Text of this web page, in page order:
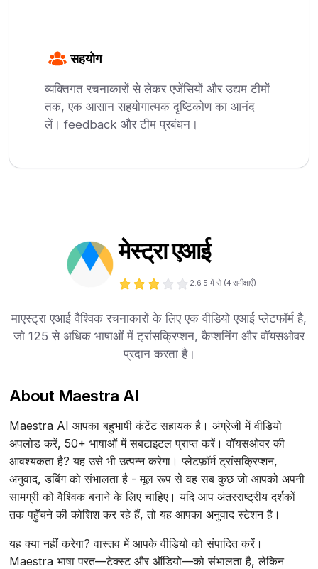
सहयोग
व्यक्तिगत रचनाकारों से लेकर एजेंसियों और उद्यम टीमों
तक, एक आसान सहयोगात्मक दृष्टिकोण का आनंद
लें। feedback और टीम प्रबंधन।
मेस्ट्रा एआई
2.6 5 में से (4 समीक्षाएँ)
माएस्ट्रा एआई वैश्विक रचनाकारों के लिए एक वीडियो एआई प्लेटफॉर्म है,
जो 125 से अधिक भाषाओं में ट्रांसक्रिप्शन, कैप्शनिंग और वॉयसओवर
प्रदान करता है।
About Maestra AI
Maestra AI आपका बहुभाषी कंटेंट सहायक है। अंग्रेजी में वीडियो
अपलोड करें, 50+ भाषाओं में सबटाइटल प्राप्त करें। वॉयसओवर की
आवश्यकता है? यह उसे भी उत्पन्न करेगा। प्लेटफ़ॉर्म ट्रांसक्रिप्शन,
अनुवाद, डबिंग को संभालता है - मूल रूप से वह सब कुछ जो आपको अपनी
सामग्री को वैश्विक बनाने के लिए चाहिए। यदि आप अंतरराष्ट्रीय दर्शकों
तक पहुँचने की कोशिश कर रहे हैं, तो यह आपका अनुवाद स्टेशन है।
यह क्या नहीं करेगा? वास्तव में आपके वीडियो को संपादित करें।
Maestra भाषा परत—टेक्स्ट और ऑडियो—को संभालता है, लेकिन